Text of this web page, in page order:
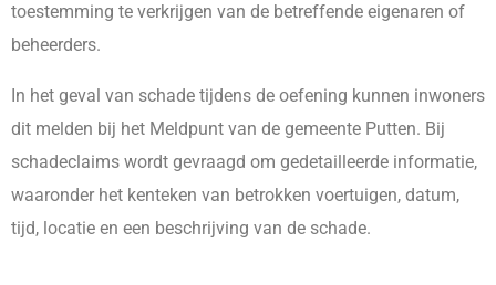
toestemming te verkrijgen van de betreffende eigenaren of
beheerders.
In het geval van schade tijdens de oefening kunnen inwoners
dit melden bij het Meldpunt van de gemeente Putten. Bij
schadeclaims wordt gevraagd om gedetailleerde informatie,
waaronder het kenteken van betrokken voertuigen, datum,
tijd, locatie en een beschrijving van de schade.